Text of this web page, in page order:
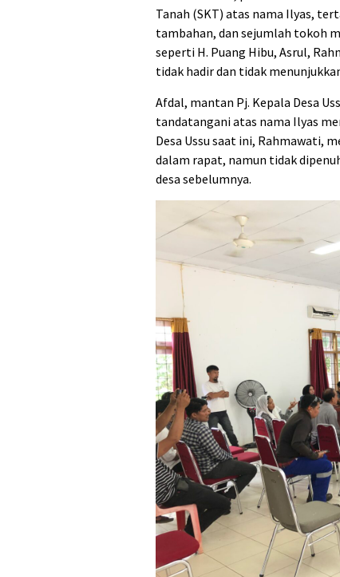
Tanah (SKT) atas nama Ilyas,
tambahan, dan sejumlah tokoh
seperti H. Puang Hibu, Asrul,
tidak hadir dan tidak
Afdal, mantan Pj. Kepala Desa
tandatangani atas nama Ilyas
Desa Ussu saat ini, Rahmawati,
dalam rapat, namun tidak
desa sebelumnya.